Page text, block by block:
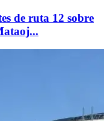
de ruta 12 sobre